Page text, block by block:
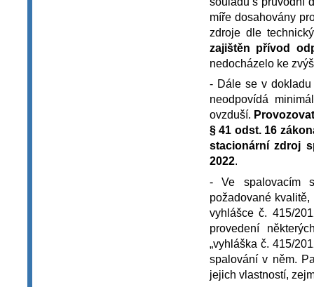
míře dosahovány
zdroje dle
zajištěn přívod
nedocházelo ke
- Dále se v
neodpovídá
ovzduší.
§ 41 odst. 16
stacionární zdroj
2022.
- Ve spalovacím
požadované
vyhlášce č. 415/
provedení
„vyhláška č. 415/
spalování v něm.
jejich vlastností,